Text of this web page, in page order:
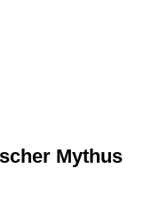
Mythus